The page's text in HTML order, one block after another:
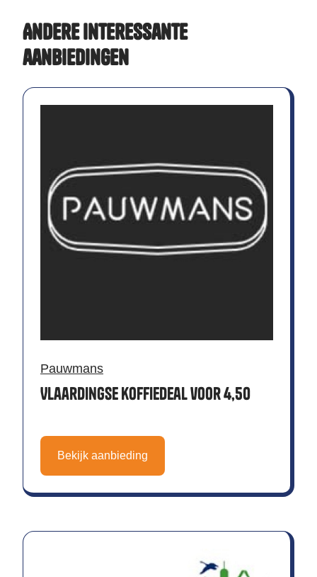
Andere interessante
aanbiedingen
Pauwmans
Vlaardingse koffiedeal voor 4,50
Bekijk aanbieding